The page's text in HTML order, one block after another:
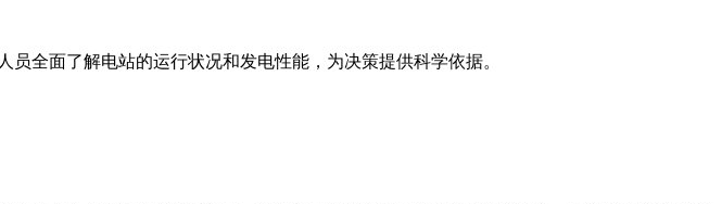
全面了解电站的运行状况和发电性能，为决策提供科学依据。